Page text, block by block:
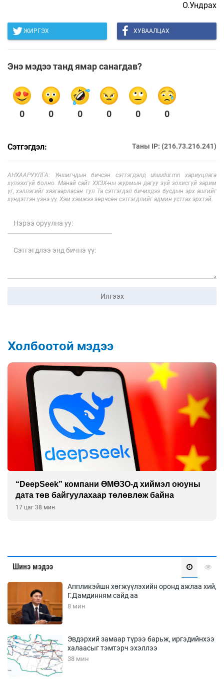
О.Ундрах
ЖИРГЭХ ХУВААЛЦАХ
Энэ мэдээ танд ямар санагдав?
0 0 0 0 0 0
Сэтгэгдэл: Таны IP: (216.73.216.241)
АНХААРУУЛГА: Уншигчдын бичсэн сэтгэгдэлд unuudur.mn хариуцлага
хүлээхгүй болно. Манай сайт ХХЗХ-ны журмын дагуу зүй зохисгүй зарим
үг, хэллэгийг хязгаарласан тул Та сэтгэгдэл бичихдээ бусдын эрх ашгийг
хүндэтгэн үзнэ үү. Хэм хэмжээ зөрчсөн сэтгэгдлийг админ устгах эрхтэй.
Илгээх
Холбоотой мэдээ
“DeepSeek” компани ӨМӨЗО-д хиймэл оюуны
дата төв байгуулахаар төлөвлөж байна
17 цаг 38 мин
Шинэ мэдээ
Аппликэйшн хөгжүүлэхийн оронд ажлаа хий,
Г.Дамдинням сайд аа
8 мин
Эвдэрхий замаар түрээ барьж, иргэдийнхээ
халаасыг тэмтэрч эхэллээ
38 мин